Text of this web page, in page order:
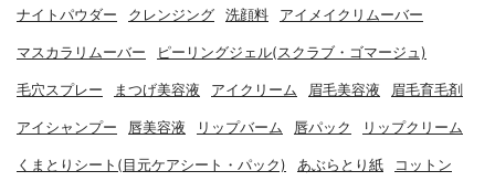
ナイトパウダー クレンジング 洗顔料 アイメイクリムーバー
マスカラリムーバー ピーリングジェル(スクラブ・ゴマージュ)
毛穴スプレー まつげ美容液 アイクリーム 眉毛美容液 眉毛育毛剤
アイシャンプー 唇美容液 リップバーム 唇パック リップクリーム
くまとりシート(目元ケアシート・パック) あぶらとり紙 コットン